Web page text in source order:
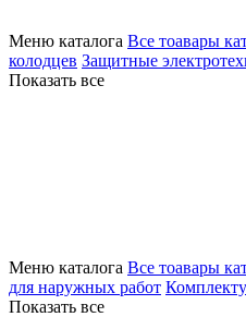
Меню каталога Все тоавары
колодцев Защитные
Показать все
Меню каталога Все тоавары
для наружных работ
Показать все